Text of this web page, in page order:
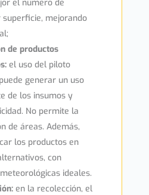
el número de
mejorando
de productos
el uso del piloto
generar un uso
de los insumos y
No permite la
de áreas. Además,
los productos en
con
ideales.
en la recolección, el